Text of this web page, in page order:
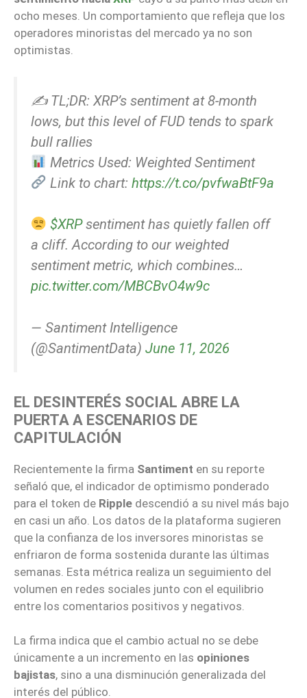
ocho meses. Un comportamiento que refleja que los
operadores minoristas del mercado ya no son
optimistas.
✍️ TL;DR: XRP’s sentiment at 8-month
lows, but this level of FUD tends to spark
bull rallies
Metrics Used: Weighted Sentiment
Link to chart:https://t.co/pvfwaBtF9a
$XRPsentiment has quietly fallen off
a cliff. According to our weighted
sentiment metric, which combines…
pic.twitter.com/MBCBvO4w9c
— Santiment Intelligence
(@SantimentData) June 11, 2026
EL DESINTERÉS SOCIAL ABRE LA
PUERTA A ESCENARIOS DE
CAPITULACIÓN
Recientemente la firma Santiment en su reporte
señaló que, el indicador de optimismo ponderado
para el token de Ripple descendió a su nivel más bajo
en casi un año. Los datos de la plataforma sugieren
que la confianza de los inversores minoristas se
enfriaron de forma sostenida durante las últimas
semanas. Esta métrica realiza un seguimiento del
volumen en redes sociales junto con el equilibrio
entre los comentarios positivos y negativos.
La firma indica que el cambio actual no se debe
únicamente a un incremento en las opiniones
bajistas, sino a una disminución generalizada del
interés del público.